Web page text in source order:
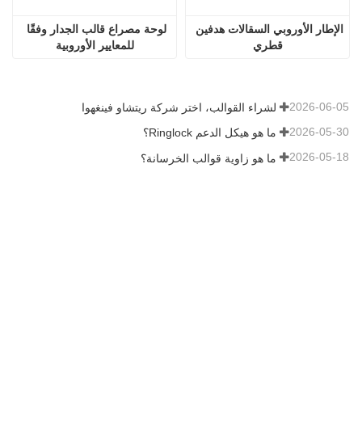
للمعايير الأوروبية
قطري
لشراء القوالب، اختر شركة ريتشاو فينغهوا 2026-06-05
ما هو هيكل الدعم Ringlock؟ 2026-05-30
ما هو زاوية قوالب الخرسانة؟ 2026-05-18